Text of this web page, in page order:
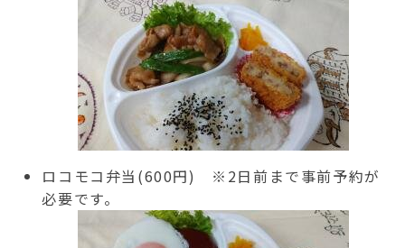
ロコモコ弁当(600円) ※2日前まで事前予約が
必要です。